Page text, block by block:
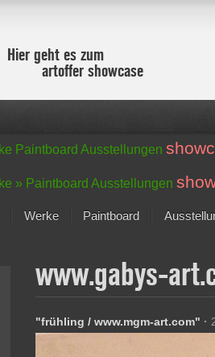
Hier geht es zum
artoffer showcase
Paintboard Ausstellungen
» Paintboard Ausstellungen
Werke
Der letzte Monat im Fokus
Alle Fokus-Werke
Fokus-Werke
Paintboard
www.gabys-
"frühling / www.mgm-art.com" ·